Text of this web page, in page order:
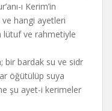
ı Kerim’in
hangi ayetleri
lütuf ve rahmetiyle
bir bardak su ve sidr
öğütülüp suya
şu ayet-i kerimeler